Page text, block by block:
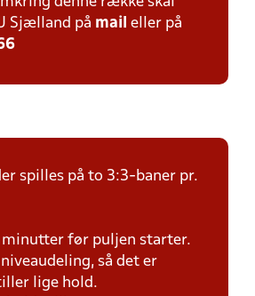
Sjælland på mail eller på
spilles på to 3:3-baner pr.
minutter før puljen starter.
så det er
lige hold.